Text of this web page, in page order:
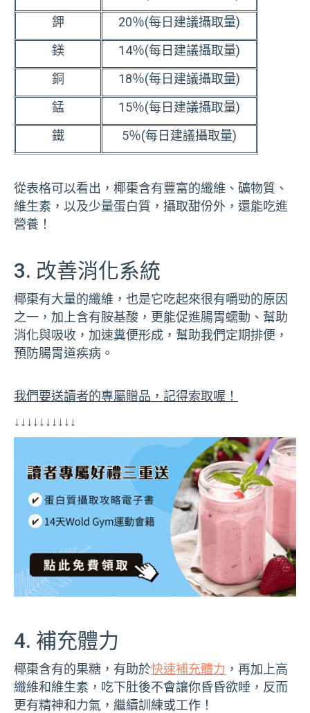
鉀
20％(每日建議攝取量)
鎂
14％(每日建議攝取量)
銅
18％(每日建議攝取量)
錳
15％(每日建議攝取量)
鐵
5％(每日建議攝取量)
從表格可以看出，椰棗含有豐富的纖維、礦物質、
維生素，以及少量蛋白質，攝取甜份外，還能吃進
營養！
3. 改善消化系統
椰棗有大量的纖維，也是它吃起來很有嚼勁的原因
之一，加上含有胺基酸，更能促進腸胃蠕動、幫助
消化與吸收，加速糞便形成，幫助我們定期排便，
預防腸胃道疾病。
我們要送讀者的專屬贈品，記得索取喔！
↓↓↓↓↓↓↓↓↓↓
4. 補充體力
椰棗含有的果糖，有助於快速補充體力 ，再加上高
纖維和維生素，吃下肚後不會讓你昏昏欲睡，反而
更有精神和力氣，繼續訓練或工作！